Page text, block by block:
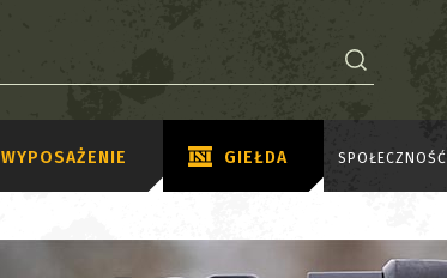
WYPOSAŻENIE GIEŁDA SPOŁECZNOŚĆ